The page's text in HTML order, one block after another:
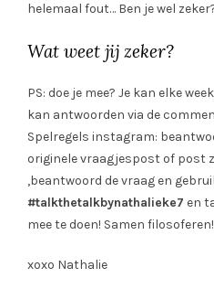
helemaal fout… Ben je wel
Wat weet jij zeker?
PS: doe je mee? Je kan elke
kan antwoorden via de
Spelregels instagram:
originele vraagjespost of post
,beantwoord de vraag en
#talkthetalkbynathalieke7 en
mee te doen! Samen filosoferen!
xoxo Nathalie